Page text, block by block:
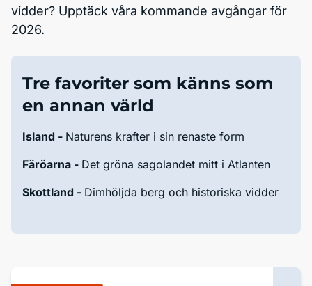
vidder? Upptäck våra kommande avgångar för
2026.
Tre favoriter som känns som
en annan värld
Island - Naturens krafter i sin renaste form
Färöarna - Det gröna sagolandet mitt i Atlanten
Skottland - Dimhöljda berg och historiska vidder